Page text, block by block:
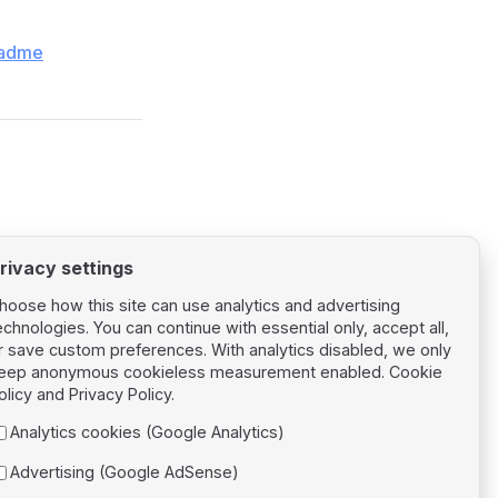
Next page
Nuxt 4
settings
how this site can use analytics and advertising
You can continue with essential only, accept all,
save custom preferences. With analytics disabled, we only
anonymous cookieless measurement enabled. Cookie
and Privacy Policy.
Analytics cookies (Google Analytics)
Advertising (Google AdSense)